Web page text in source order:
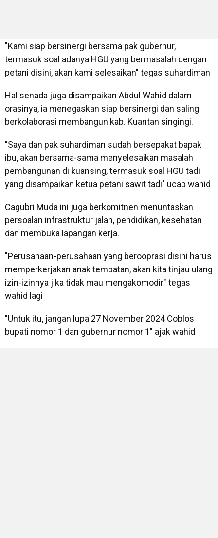
"Kami siap bersinergi bersama pak gubernur,
termasuk soal adanya HGU yang bermasalah dengan
petani disini, akan kami selesaikan" tegas suhardiman
Hal senada juga disampaikan Abdul Wahid dalam
orasinya, ia menegaskan siap bersinergi dan saling
berkolaborasi membangun kab. Kuantan singingi.
"Saya dan pak suhardiman sudah bersepakat bapak
ibu, akan bersama-sama menyelesaikan masalah
pembangunan di kuansing, termasuk soal HGU tadi
yang disampaikan ketua petani sawit tadi" ucap wahid
Cagubri Muda ini juga berkomitnen menuntaskan
persoalan infrastruktur jalan, pendidikan, kesehatan
dan membuka lapangan kerja.
"Perusahaan-perusahaan yang berooprasi disini harus
memperkerjakan anak tempatan, akan kita tinjau ulang
izin-izinnya jika tidak mau mengakomodir" tegas
wahid lagi
"Untuk itu, jangan lupa 27 November 2024 Coblos
bupati nomor 1 dan gubernur nomor 1" ajak wahid